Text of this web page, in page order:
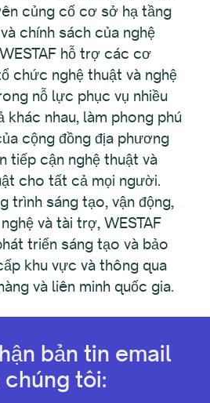
củng cố cơ sở hạ tầng
chính sách của nghệ
hỗ trợ các cơ
chức nghệ thuật và nghệ
nỗ lực phục vụ nhiều
khác nhau, làm phong phú
cộng đồng địa phương
tiếp cận nghệ thuật và
cho tất cả mọi người.
trình sáng tạo, vận động,
và tài trợ, WESTAF
triển sáng tạo và bảo
khu vực và thông qua
và liên minh quốc gia.
bản tin email
chúng tôi: